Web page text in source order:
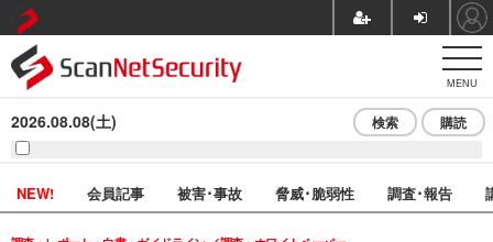
MENU
2026.08.08(土) 検索 購読
NEW! 会員記事 被害･事故 脅威･脆弱性 調査･報告